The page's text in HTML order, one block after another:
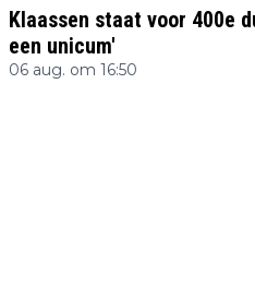
Klaassen staat voor 400e
een unicum'
06 aug. om 16:50